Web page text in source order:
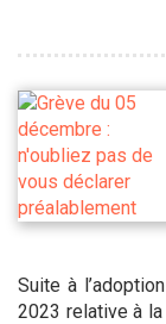
Suite à
2023 relative à